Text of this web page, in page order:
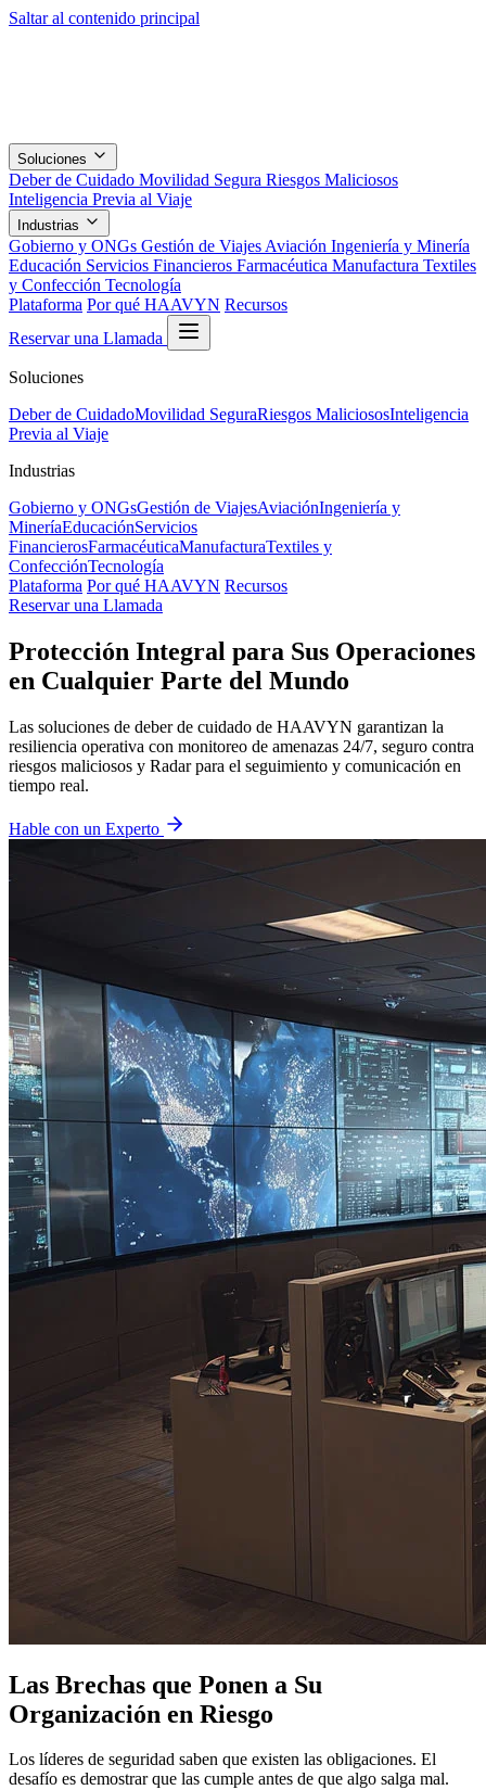
Saltar al contenido principal
Soluciones
Deber de Cuidado Movilidad Segura Riesgos Maliciosos
Inteligencia Previa al Viaje
Industrias
Gobierno y ONGs Gestión de Viajes Aviación Ingeniería y Minería
Educación Servicios Financieros Farmacéutica Manufactura Textiles
y Confección Tecnología
Plataforma Por qué HAAVYN Recursos
Reservar una Llamada
Soluciones
Deber de CuidadoMovilidad SeguraRiesgos MaliciososInteligencia
Previa al Viaje
Industrias
Gobierno y ONGsGestión de ViajesAviaciónIngeniería y
MineríaEducaciónServicios
FinancierosFarmacéuticaManufacturaTextiles y
ConfecciónTecnología
Plataforma Por qué HAAVYN Recursos
Reservar una Llamada
Protección Integral para Sus Operaciones
en Cualquier Parte del Mundo
Las soluciones de deber de cuidado de HAAVYN garantizan la
resiliencia operativa con monitoreo de amenazas 24/7, seguro contra
riesgos maliciosos y Radar para el seguimiento y comunicación en
tiempo real.
Hable con un Experto
Las Brechas que Ponen a Su
Organización en Riesgo
Los líderes de seguridad saben que existen las obligaciones. El
desafío es demostrar que las cumple antes de que algo salga mal.